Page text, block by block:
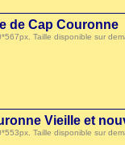
de Cap Couronne
Taille disponible sur
Vieille et
Taille disponible sur